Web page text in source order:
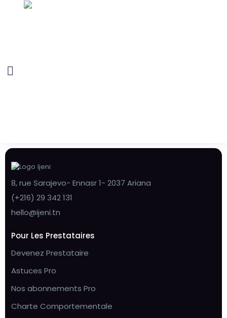
8, rue Sarajevo- Ennasr 1- 2037 Ariana
(+216) 29 342 131
hello@ijeni.tn
Pour Les Prestataires
Devenez Prestataire
Astuces Pro
Nos abonnements Pro
Charte Comportementale